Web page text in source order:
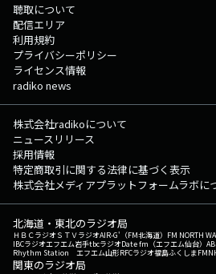
聴取について
配信エリア
利用規約
プライバシーポリシー
ライセンス情報
radiko news
株式会社radikoについて
ニュースリリース
採用情報
特定商取引に関する法律に基づく表示
株式会社メディアプラットフォームラボに
北海道・東北のラジオ局
ＨＢＣラジオＳＴＶラジオAIR-G'（FM北海道） FM NORTH
IBCラジオエフエム岩手tbcラジオDate fm（エフエム仙台）
Rhythm Station エフエム山形RFCラジオ福島ふくしまFM
関東のラジオ局